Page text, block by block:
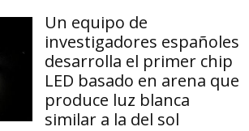
Un equipo de
investigadores españoles
desarrolla el primer chip
LED basado en arena que
produce luz blanca
similar a la del sol